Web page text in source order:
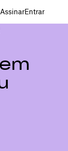
AssinarEntrar